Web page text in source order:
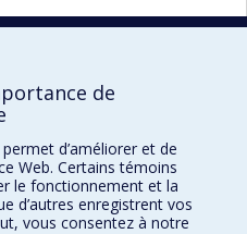
de l'éducation
de
d’améliorer et de
Web. Certains témoins
le fonctionnement et la
d’autres enregistrent vos
vous consentez à notre